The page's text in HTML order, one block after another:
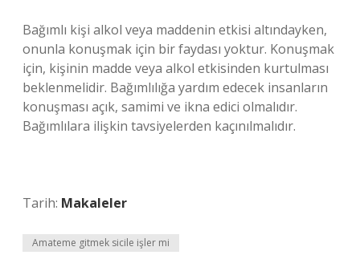
Bağımlı kişi alkol veya maddenin etkisi altındayken,
onunla konuşmak için bir faydası yoktur. Konuşmak
için, kişinin madde veya alkol etkisinden kurtulması
beklenmelidir. Bağımlılığa yardım edecek insanların
konuşması açık, samimi ve ikna edici olmalıdır.
Bağımlılara ilişkin tavsiyelerden kaçınılmalıdır.
Tarih: Makaleler
Amateme gitmek sicile işler mi